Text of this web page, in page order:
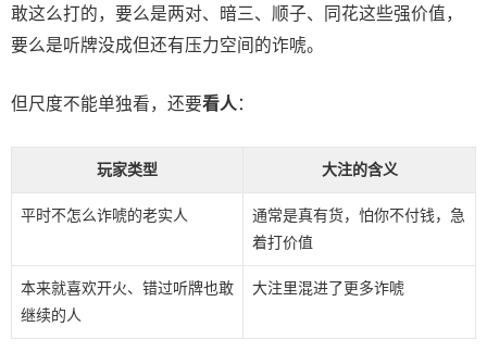
敢这么打的，要么是两对、暗三、顺子、同花这些强价值，
要么是听牌没成但还有压力空间的诈唬。
但尺度不能单独看，还要看人：
玩家类型 大注的含义
平时不怎么诈唬的老实人
通常是真有货，怕你不付钱，急
着打价值
本来就喜欢开火、错过听牌也敢
继续的人
大注里混进了更多诈唬